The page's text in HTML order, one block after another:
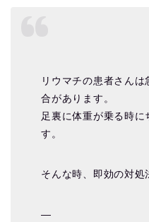
リウマチの患者さん
合があります。
足裏に体重が乗る時
す。
そんな時、即効の対処
—